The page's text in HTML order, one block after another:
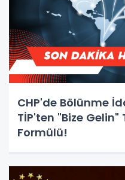
CHP'de Bölünme
TİP'ten "Bize
Formülü!